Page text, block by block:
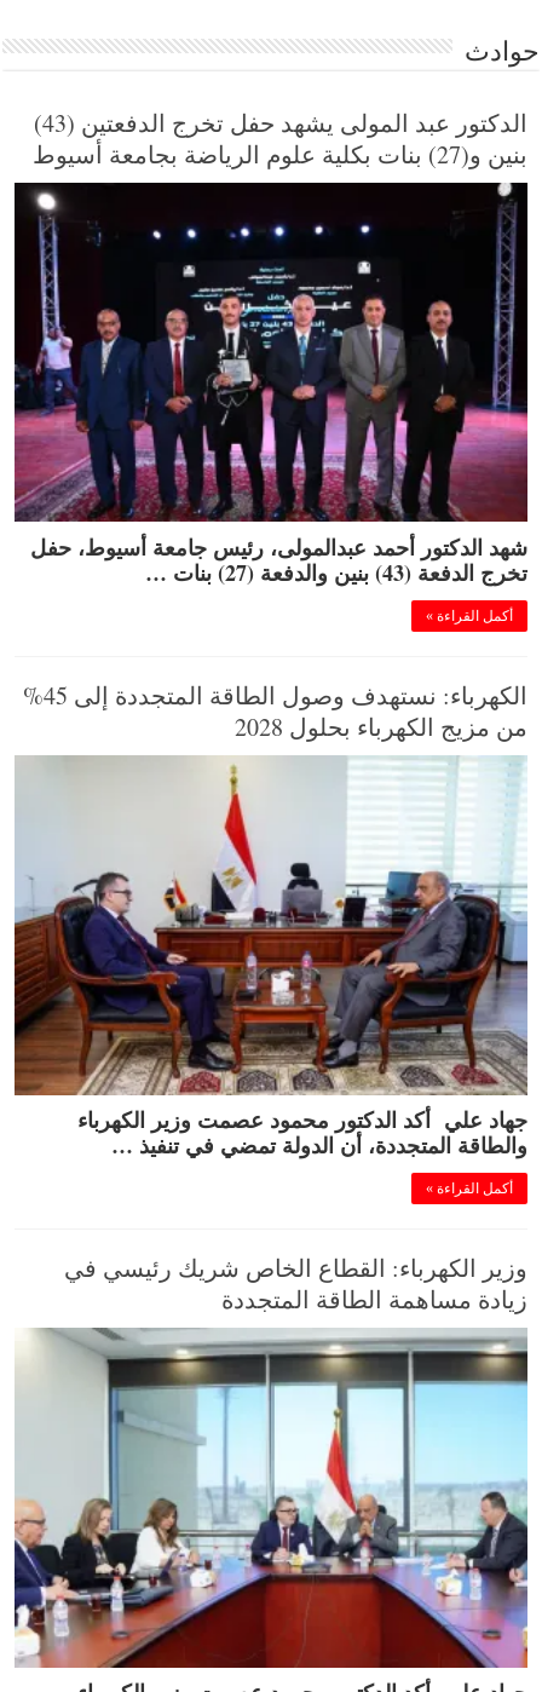
حوادث
الدكتور عبد المولى يشهد حفل تخرج الدفعتين (43)
بنين و(27) بنات بكلية علوم الرياضة بجامعة أسيوط
شهد الدكتور أحمد عبدالمولى، رئيس جامعة أسيوط، حفل
تخرج الدفعة (43) بنين والدفعة (27) بنات …
أكمل القراءة »
الكهرباء: نستهدف وصول الطاقة المتجددة إلى 45%
من مزيج الكهرباء بحلول 2028
جهاد علي أكد الدكتور محمود عصمت وزير الكهرباء
والطاقة المتجددة، أن الدولة تمضي في تنفيذ …
أكمل القراءة »
وزير الكهرباء: القطاع الخاص شريك رئيسي في
زيادة مساهمة الطاقة المتجددة